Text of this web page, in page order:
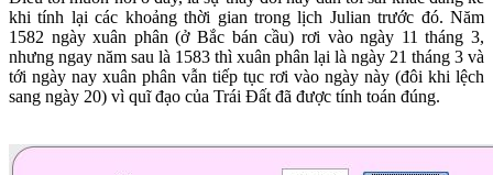
khi tính lại các khoảng thời gian trong lịch Julian trước đó. Năm
1582 ngày xuân phân (ở Bắc bán cầu) rơi vào ngày 11 tháng 3,
nhưng ngay năm sau là 1583 thì xuân phân lại là ngày 21 tháng 3 và
tới ngày nay xuân phân vẫn tiếp tục rơi vào ngày này (đôi khi lệch
sang ngày 20) vì quĩ đạo của Trái Đất đã được tính toán đúng.